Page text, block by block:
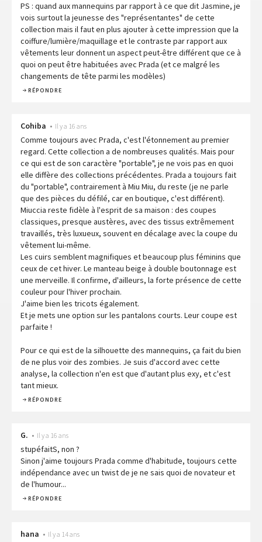
PS : quand aux mannequins par rapport à ce que dit Jasmine, je
vois surtout la jeunesse des "représentantes" de cette
collection mais il faut en plus ajouter à cette impression que la
coiffure/lumière/maquillage et le contraste par rapport aux
vêtements leur donnent un aspect peut-être différent que ce à
quoi on peut être habituées avec Prada (et ce malgré les
changements de tête parmi les modèles)
RÉPONDRE
Cohiba • Il y a 16 ans
Comme toujours avec Prada, c'est l'étonnement au premier
regard. Cette collection a de nombreuses qualités. Mais pour
ce qui est de son caractère "portable", je ne vois pas en quoi
elle diffère des collections précédentes. Prada a toujours fait
du "portable", contrairement à Miu Miu, du reste (je ne parle
que des pièces du défilé, car en boutique, c'est différent).
Miuccia reste fidèle à l'esprit de sa maison : des coupes
classiques, presque austères, avec des tissus extrêmement
travaillés, très luxueux, souvent en décalage avec la coupe du
vêtement lui-même.
Les cuirs semblent magnifiques et beaucoup plus féminins que
ceux de cet hiver. Le manteau beige à double boutonnage est
une merveille. Il confirme, d'ailleurs, la forte présence de cette
couleur pour l'hiver prochain.
J'aime bien les tricots également.
Et je mets une option sur les pantalons courts. Leur coupe est
parfaite !
Pour ce qui est de la silhouette des mannequins, ça fait du bien
de ne plus voir des zombies. Je suis d'accord avec cette
analyse, la collection n'en est que d'autant plus exy, et c'est
tant mieux.
RÉPONDRE
G. • Il y a 16 ans
stupéfaitS, non ?
Sinon j'aime toujours Prada comme d'habitude, toujours cette
indépendance avec un twist de je ne sais quoi de novateur et
de l'humour...
RÉPONDRE
hana • Il y a 14 ans